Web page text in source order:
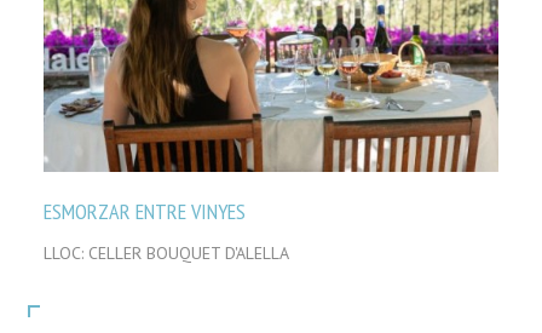
ESMORZAR ENTRE VINYES
LLOC: CELLER BOUQUET D'ALELLA